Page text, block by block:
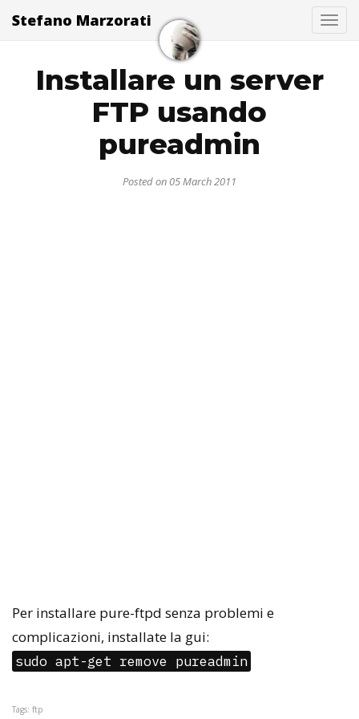
Stefano Marzorati
Installare un server
FTP usando
pureadmin
Posted on 05 March 2011
Per installare pure-ftpd senza problemi e
complicazioni, installate la gui:
sudo apt-get remove pureadmin
Tags: ftp